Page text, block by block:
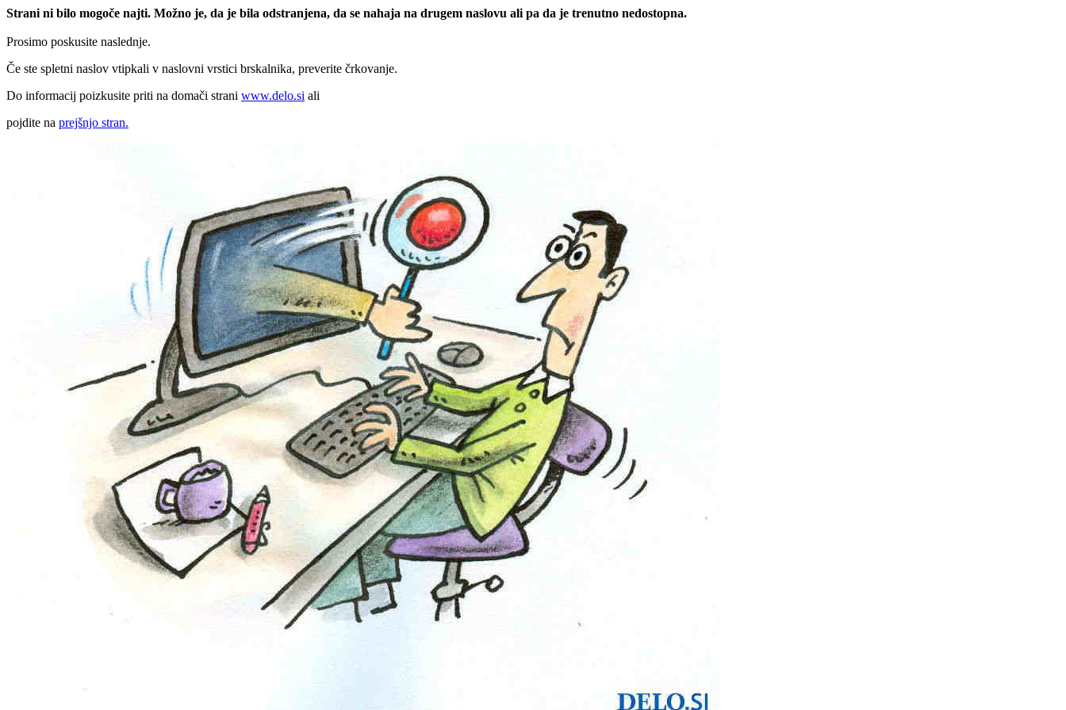
Strani ni bilo mogoče najti. Možno je, da je bila odstranjena, da se nahaja na drugem naslovu ali pa da je trenutno nedostopna.
Prosimo poskusite naslednje.
Če ste spletni naslov vtipkali v naslovni vrstici brskalnika, preverite črkovanje.
Do informacij poizkusite priti na domači strani www.delo.si ali
pojdite na prejšnjo stran.